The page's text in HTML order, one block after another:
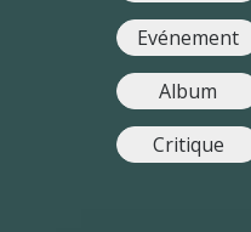
Evénement
Album
Critique